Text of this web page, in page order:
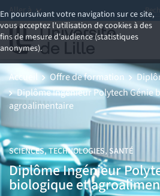
En poursuivant votre navigation sur ce site,
vous acceptez l'utilisation de cookies à des
fins de mesure d'audience (statistiques
anonymes).
Aller à
Accueil Offre de formation
Diplôme Ingénieur Polytech Génie
agroalimentaire
SCIENCES, TECHNOLOGIES, SANTÉ
Diplôme Ingénieur
biologique et